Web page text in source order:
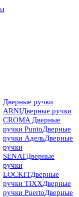
Дверные ручки
ARNIДверные ручки
CROMA Дверные
ручки PuntoДверные
ручки АдельДверные
ручки
SENATДверные
ручки
LOCKITДверные
ручки TIXXДверные
ручки PuertoДверные